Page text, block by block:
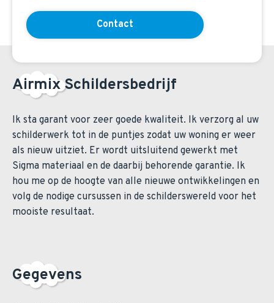
Contact
Airmix Schildersbedrijf
Ik sta garant voor zeer goede kwaliteit. Ik verzorg al uw
schilderwerk tot in de puntjes zodat uw woning er weer
als nieuw uitziet. Er wordt uitsluitend gewerkt met
Sigma materiaal en de daarbij behorende garantie. Ik
hou me op de hoogte van alle nieuwe ontwikkelingen en
volg de nodige cursussen in de schilderswereld voor het
mooiste resultaat.
Gegevens